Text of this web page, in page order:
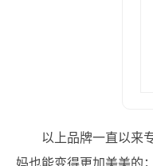
以上品牌一直以来
妈也能变得更加美美的